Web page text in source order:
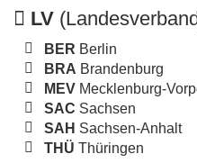
LV
BER Berlin
BRA Brandenburg
MEV Mecklenburg-
SAC Sachsen
SAH Sachsen-Anhalt
THÜ Thüringen